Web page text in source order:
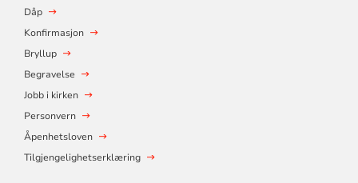
Dåp
Konfirmasjon
Bryllup
Begravelse
Jobb i kirken
Personvern
Åpenhetsloven
Tilgjengelighetserklæring